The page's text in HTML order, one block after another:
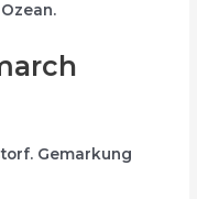
Gemarkung